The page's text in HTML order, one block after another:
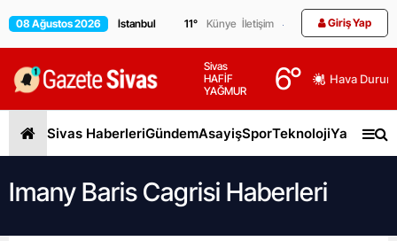
08 Ağustos 2026 11° Künye İletişim Giriş Yap
Sivas
HAFİF
YAĞMUR
6° Hava
Sivas HaberleriGündemAsayişSporTeknolojiYaşam
Imany Baris Cagrisi Haberleri